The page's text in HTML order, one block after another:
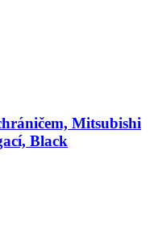
Mitsubishi
Black